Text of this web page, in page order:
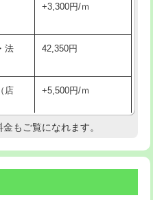
11,000円+材料費
13,200円
） 16,500円
22,000円
浄便
22,000円
+3,300円/ｍ
法
42,350円
店
+5,500円/ｍ
現地調査
もご覧になれます。